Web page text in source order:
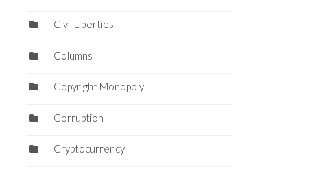
Civil Liberties
Columns
Copyright Monopoly
Corruption
Cryptocurrency